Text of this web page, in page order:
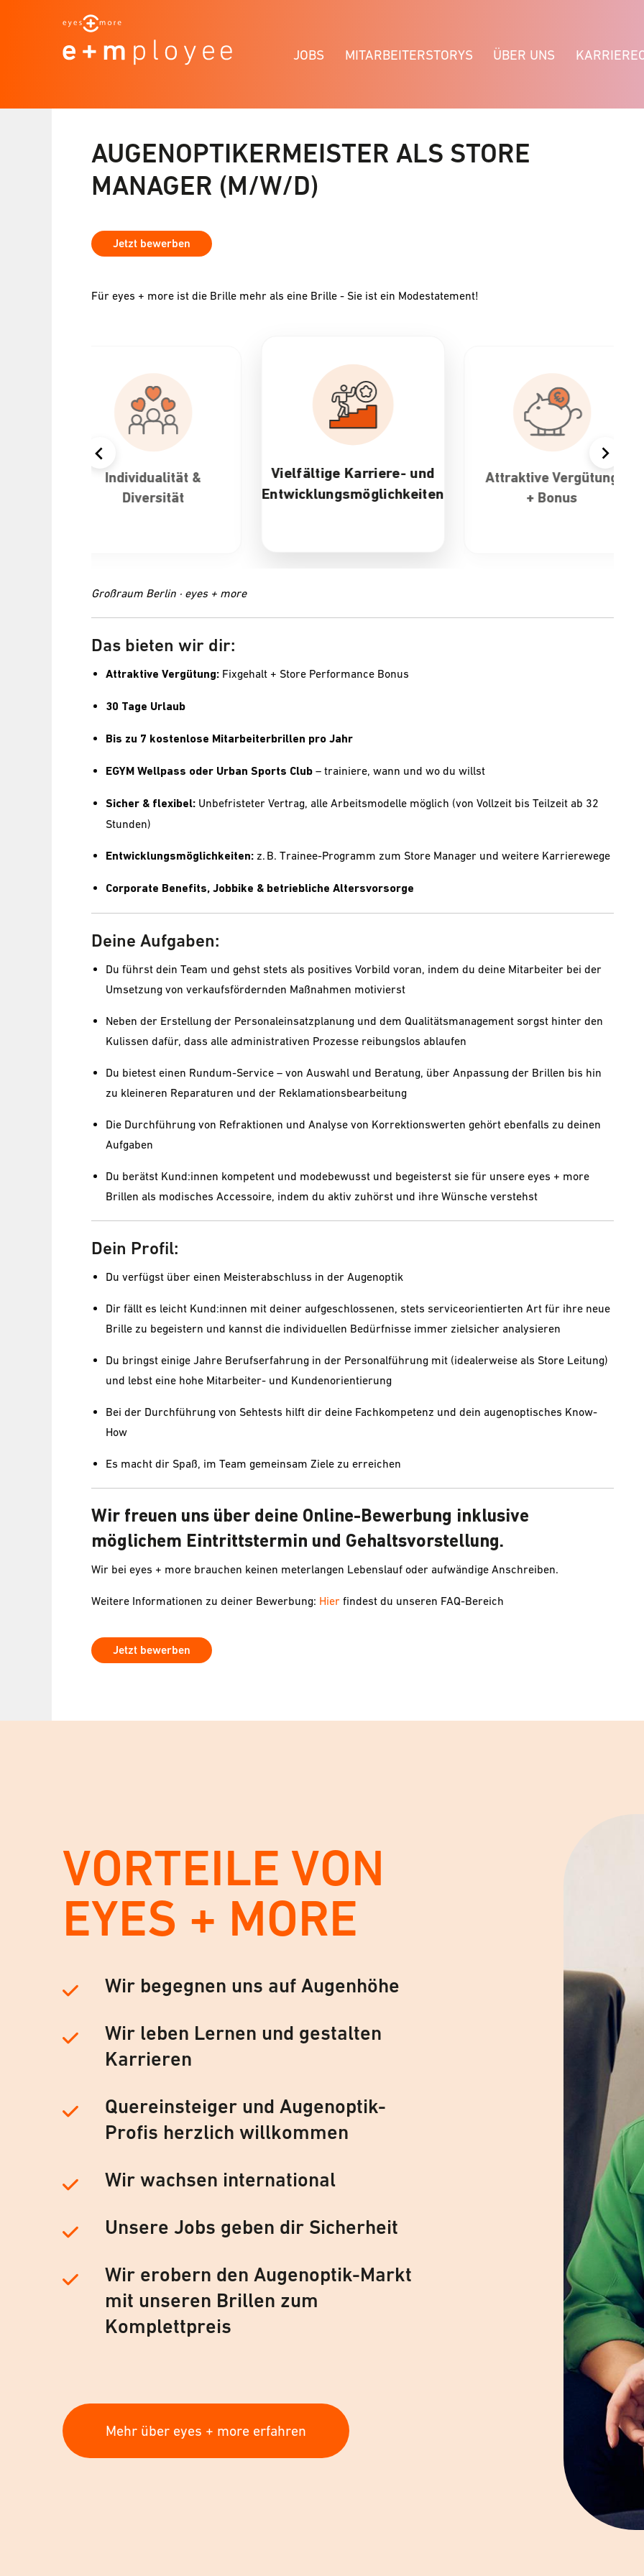
JOBS MITARBEITERSTORYS ÜBER UNS
AUGENOPTIKERMEISTER ALS STORE
MANAGER (M/W/D)
Jetzt bewerben
Für eyes + more ist die Brille mehr als eine Brille - Sie ist ein Modestatement!
Individualität &
Vielfältige Karriere- und
Entwicklungsmöglichkeiten
Attraktive Vergütung
Großraum Berlin · eyes + more
Das bieten wir dir:
Attraktive Vergütung: Fixgehalt + Store Performance Bonus
30 Tage Urlaub
Bis zu 7 kostenlose Mitarbeiterbrillen pro Jahr
EGYM Wellpass oder Urban Sports Club – trainiere, wann und wo du willst
Sicher & flexibel: Unbefristeter Vertrag, alle Arbeitsmodelle möglich (von Vollzeit bis Teilzeit ab 32
Stunden)
Entwicklungsmöglichkeiten: z. B. Trainee-Programm zum Store Manager und weitere Karrierewege
Corporate Benefits, Jobbike & betriebliche Altersvorsorge
Deine Aufgaben:
Du führst dein Team und gehst stets als positives Vorbild voran, indem du deine Mitarbeiter bei der
Umsetzung von verkaufsfördernden Maßnahmen motivierst
Neben der Erstellung der Personaleinsatzplanung und dem Qualitätsmanagement sorgst hinter den
Kulissen dafür, dass alle administrativen Prozesse reibungslos ablaufen
Du bietest einen Rundum-Service – von Auswahl und Beratung, über Anpassung der Brillen bis hin
zu kleineren Reparaturen und der Reklamationsbearbeitung
Die Durchführung von Refraktionen und Analyse von Korrektionswerten gehört ebenfalls zu deinen
Aufgaben
Du berätst Kund:innen kompetent und modebewusst und begeisterst sie für unsere eyes + more
Brillen als modisches Accessoire, indem du aktiv zuhörst und ihre Wünsche verstehst
Dein Profil:
Du verfügst über einen Meisterabschluss in der Augenoptik
Dir fällt es leicht Kund:innen mit deiner aufgeschlossenen, stets serviceorientierten Art für ihre neue
Brille zu begeistern und kannst die individuellen Bedürfnisse immer zielsicher analysieren
Du bringst einige Jahre Berufserfahrung in der Personalführung mit (idealerweise als Store Leitung)
und lebst eine hohe Mitarbeiter- und Kundenorientierung
Bei der Durchführung von Sehtests hilft dir deine Fachkompetenz und dein augenoptisches Know-
How
Es macht dir Spaß, im Team gemeinsam Ziele zu erreichen
Wir freuen uns über deine Online-Bewerbung inklusive
möglichem Eintrittstermin und Gehaltsvorstellung.
Wir bei eyes + more brauchen keinen meterlangen Lebenslauf oder aufwändige Anschreiben.
Weitere Informationen zu deiner Bewerbung: Hier findest du unseren FAQ-Bereich
Jetzt bewerben
VORTEILE VON
EYES + MORE
Wir begegnen uns auf Augenhöhe
Wir leben Lernen und gestalten
Karrieren
Quereinsteiger und Augenoptik-
Profis herzlich willkommen
Wir wachsen international
Unsere Jobs geben dir Sicherheit
Wir erobern den Augenoptik-Markt
mit unseren Brillen zum
Komplettpreis
Mehr über eyes + more erfahren